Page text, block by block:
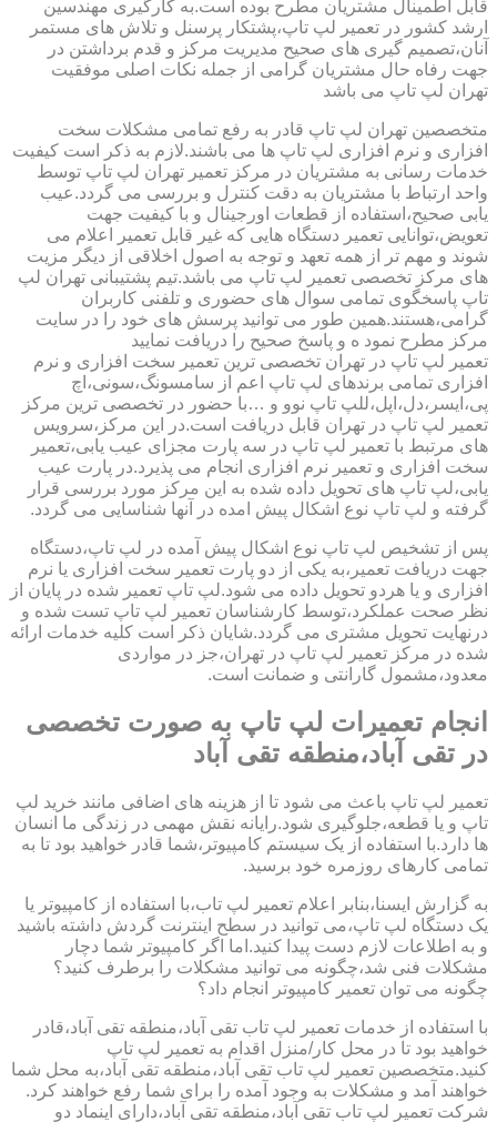
قابل اطمینال مشتریان مطرح بوده است.به کارگیری مهندسین
ارشد کشور در تعمیر لپ تاپ،پشتکار پرسنل و تلاش های مستمر
آنان،تصمیم گیری های صحیح مدیریت مرکز و قدم برداشتن در
جهت رفاه حال مشتریان گرامی از جمله نکات اصلی موفقیت
تهران لپ تاپ می باشد
متخصصین تهران لپ تاپ قادر به رفع تمامی مشکلات سخت
افزاری و نرم افزاری لپ تاپ ها می باشند.لازم به ذکر است کیفیت
خدمات رسانی به مشتریان در مرکز تعمیر تهران لپ تاپ توسط
واحد ارتباط با مشتریان به دقت کنترل و بررسی می گردد.عیب
یابی صحیح،استفاده از قطعات اورجینال و با کیفیت جهت
تعویض،توانایی تعمیر دستگاه هایی که غیر قابل تعمیر اعلام می
شوند و مهم تر از همه تعهد و توجه به اصول اخلاقی از دیگر مزیت
های مرکز تخصصی تعمیر لپ تاپ می باشد.تیم پشتیبانی تهران لپ
تاپ پاسخگوی تمامی سوال های حضوری و تلفنی کاربران
گرامی،هستند.همین طور می توانید پرسش های خود را در سایت
مرکز مطرح نمود ه و پاسخ صحیح را دریافت نمایید
تعمیر لپ تاپ در تهران تخصصی ترین تعمیر سخت افزاری و نرم
افزاری تمامی برندهای لپ تاپ اعم از سامسونگ،سونی،اچ
پی،ایسر،دل،اپل،للپ تاپ نوو و …با حضور در تخصصی ترین مرکز
تعمیر لپ تاپ در تهران قابل دریافت است.در این مرکز،سرویس
های مرتبط با تعمیر لپ تاپ در سه پارت مجزای عیب یابی،تعمیر
سخت افزاری و تعمیر نرم افزاری انجام می پذیرد.در پارت عیب
یابی،لپ تاپ های تحویل داده شده به این مرکز مورد بررسی قرار
گرفته و لپ تاپ نوع اشکال پیش امده در آنها شناسایی می گردد.
پس از تشخیص لپ تاپ نوع اشکال پیش آمده در لپ تاپ،دستگاه
جهت دریافت تعمیر،به یکی از دو پارت تعمیر سخت افزاری یا نرم
افزاری و یا هردو تحویل داده می شود.لپ تاپ تعمیر شده در پایان از
نظر صحت عملکرد،توسط کارشناسان تعمیر لپ تاپ تست شده و
درنهایت تحویل مشتری می گردد.شایان ذکر است کلیه خدمات ارائه
شده در مرکز تعمیر لپ تاپ در تهران،جز در مواردی
معدود،مشمول گارانتی و ضمانت است.
انجام تعمیرات لپ تاپ به صورت تخصصی
در تقی آباد،منطقه تقی آباد
تعمیر لپ تاپ باعث می شود تا از هزینه های اضافی مانند خرید لپ
تاپ و یا قطعه،جلوگیری شود.رایانه نقش مهمی در زندگی ما انسان
ها دارد.با استفاده از یک سیستم کامپیوتر،شما قادر خواهید بود تا به
تمامی کارهای روزمره خود برسید.
به گزارش ایسنا،بنابر اعلام تعمیر لپ تاب،با استفاده از کامپیوتر یا
یک دستگاه لپ تاپ،می توانید در سطح اینترنت گردش داشته باشید
و به اطلاعات لازم دست پیدا کنید.اما اگر کامپیوتر شما دچار
مشکلات فنی شد،چگونه می توانید مشکلات را برطرف کنید؟
چگونه می توان تعمیر کامپیوتر انجام داد؟
با استفاده از خدمات تعمیر لپ تاب تقی آباد،منطقه تقی آباد،قادر
خواهید بود تا در محل کار/منزل اقدام به تعمیر لپ تاپ
کنید.متخصصین تعمیر لپ تاب تقی آباد،منطقه تقی آباد،به محل شما
خواهند آمد و مشکلات به وجود آمده را برای شما رفع خواهند کرد.
شرکت تعمیر لپ تاب تقی آباد،منطقه تقی آباد،دارای اینماد دو